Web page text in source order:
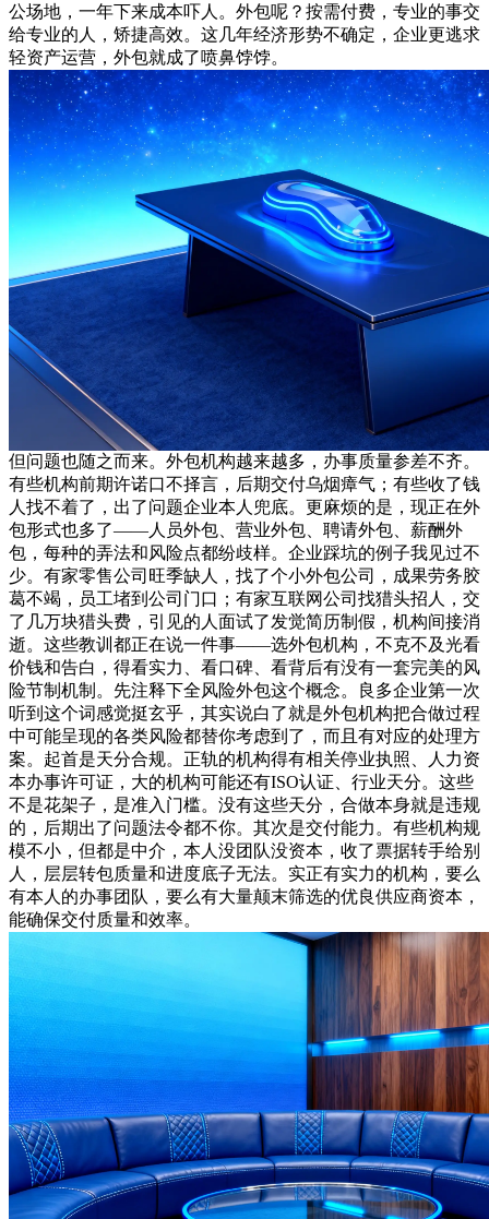
公场地，一年下来成本吓人。外包呢？按需付费，专业的事交
给专业的人，矫捷高效。这几年经济形势不确定，企业更逃求
轻资产运营，外包就成了喷鼻饽饽。
但问题也随之而来。外包机构越来越多，办事质量参差不齐。
有些机构前期许诺口不择言，后期交付乌烟瘴气；有些收了钱
人找不着了，出了问题企业本人兜底。更麻烦的是，现正在外
包形式也多了——人员外包、营业外包、聘请外包、薪酬外
包，每种的弄法和风险点都纷歧样。企业踩坑的例子我见过不
少。有家零售公司旺季缺人，找了个小外包公司，成果劳务胶
葛不竭，员工堵到公司门口；有家互联网公司找猎头招人，交
了几万块猎头费，引见的人面试了发觉简历制假，机构间接消
逝。这些教训都正在说一件事——选外包机构，不克不及光看
价钱和告白，得看实力、看口碑、看背后有没有一套完美的风
险节制机制。先注释下全风险外包这个概念。良多企业第一次
听到这个词感觉挺玄乎，其实说白了就是外包机构把合做过程
中可能呈现的各类风险都替你考虑到了，而且有对应的处理方
案。起首是天分合规。正轨的机构得有相关停业执照、人力资
本办事许可证，大的机构可能还有ISO认证、行业天分。这些
不是花架子，是准入门槛。没有这些天分，合做本身就是违规
的，后期出了问题法令都不你。其次是交付能力。有些机构规
模不小，但都是中介，本人没团队没资本，收了票据转手给别
人，层层转包质量和进度底子无法。实正有实力的机构，要么
有本人的办事团队，要么有大量颠末筛选的优良供应商资本，
能确保交付质量和效率。